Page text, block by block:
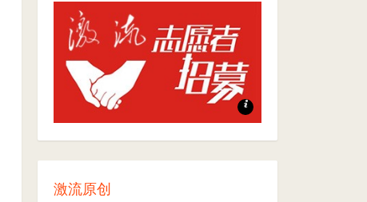
志愿者招募
激流原创